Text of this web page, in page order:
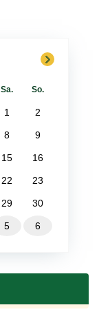
next
Sa. So.
1 2
8 9
15 16
22 23
29 30
5 6